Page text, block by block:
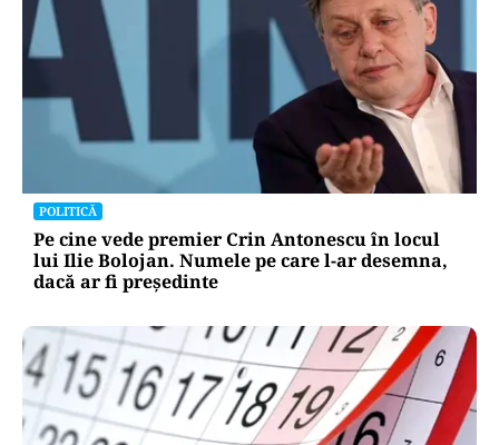
POLITICĂ
Pe cine vede premier Crin Antonescu în locul
lui Ilie Bolojan. Numele pe care l-ar desemna,
dacă ar fi președinte